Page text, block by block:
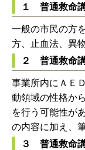
１ 普通救命
一般の市民の方
方、止血法、異
２ 普通救命
事業所内にＡＥ
動領域の性格か
を行う可能性が
の内容に加え、
３ 普通救命